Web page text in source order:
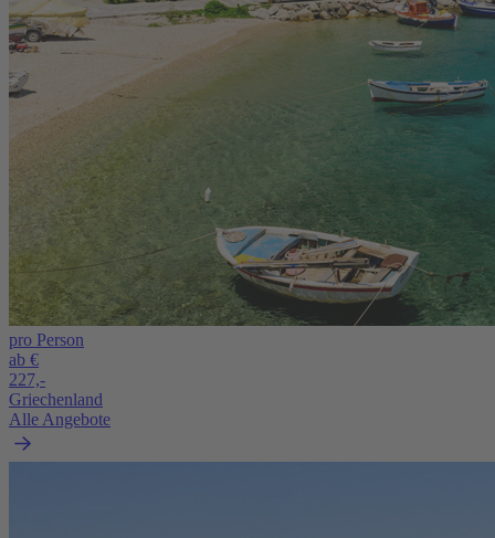
pro Person
ab €
227,-
Griechenland
Alle Angebote